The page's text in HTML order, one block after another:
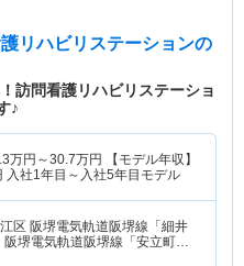
リハビリステーションの
訪問看護リハビリステーショ
♪
万円～30.7万円
【モデル年収】
入社1年目～入社5年目モデル
区 阪堺電気軌道阪堺線「細井
阪堺電気軌道阪堺線「安立町